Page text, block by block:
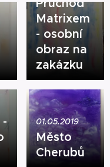
Průchod
Matrixem
- osobní
obraz na
zakázku
-
01.05.2019
Město
Cherubů